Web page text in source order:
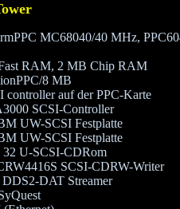
MC68040/40 MHz,
RAM, 2 MB Chip RAM
8 MB
controller auf der PPC-Karte
SCSI-Controller
UW-SCSI Festplatte
UW-SCSI Festplatte
32 U-SCSI-CDRom
SCSI-CDRW-Writer
DAT Streamer